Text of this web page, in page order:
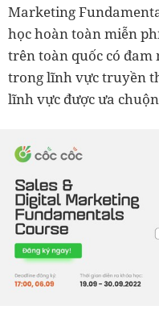
Marketing
học hoàn toàn miễn
trên toàn quốc có
trong lĩnh vực truyền
lĩnh vực được ưa